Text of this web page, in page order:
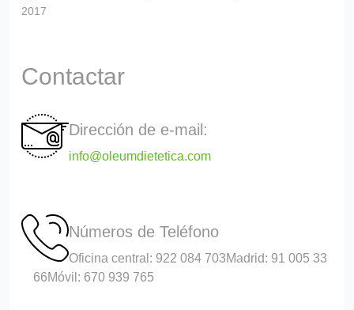
2017
Contactar
Dirección de e-mail:
info@oleumdietetica.com
Números de Teléfono
Oficina central: 922 084 703Madrid: 91 005 33
66Móvil: 670 939 765